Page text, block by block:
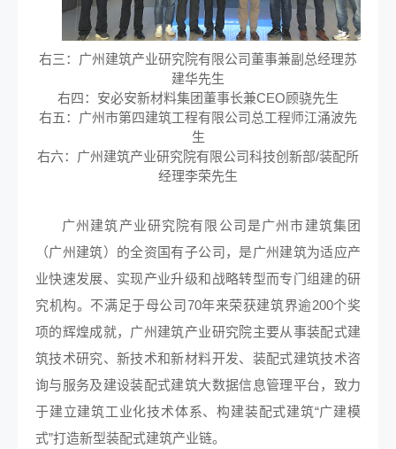
右三：广州建筑产业研究院有限公司董事兼副总经理苏
建华先生
右四：安必安新材料集团董事长兼CEO顾骁先生
右五：广州市第四建筑工程有限公司总工程师江涌波先
生
右六：广州建筑产业研究院有限公司科技创新部/装配所
经理李荣先生
广州建筑产业研究院有限公司是广州市建筑集团
（广州建筑）的全资国有子公司，是广州建筑为适应产
业快速发展、实现产业升级和战略转型而专门组建的研
究机构。不满足于母公司70年来荣获建筑界逾200个奖
项的辉煌成就，广州建筑产业研究院主要从事装配式建
筑技术研究、新技术和新材料开发、装配式建筑技术咨
询与服务及建设装配式建筑大数据信息管理平台，致力
于建立建筑工业化技术体系、构建装配式建筑“广建模
式”打造新型装配式建筑产业链。